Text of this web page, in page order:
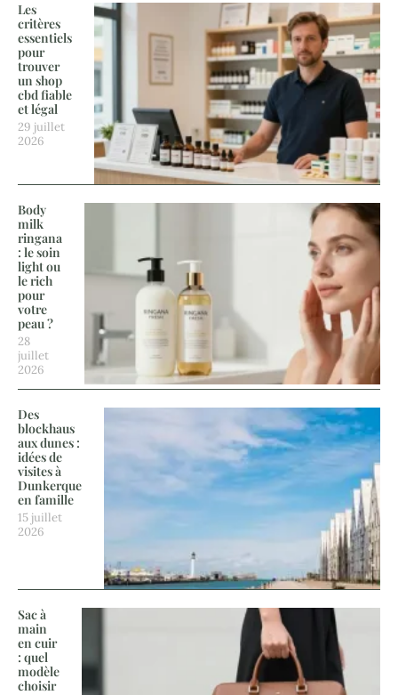
Les
critères
essentiels
pour
trouver
un shop
cbd fiable
et légal
29 juillet
2026
Body
milk
ringana
: le soin
light ou
le rich
pour
votre
peau ?
28
juillet
2026
Des
blockhaus
aux dunes :
idées de
visites à
Dunkerque
en famille
15 juillet
2026
Sac à
main
en cuir
: quel
modèle
choisir